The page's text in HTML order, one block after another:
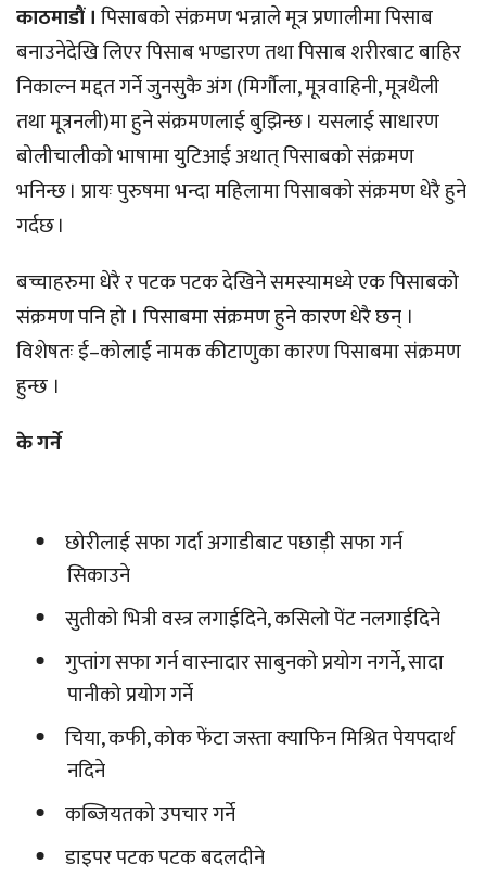
काठमाडौं ।पिसाबको संक्रमण भन्नाले मूत्र प्रणालीमा पिसाब
बनाउनेदेखि लिएर पिसाब भण्डारण तथा पिसाब शरीरबाट बाहिर
निकाल्न मद्दत गर्ने जुनसुकै अंग (मिर्गौला, मूत्रवाहिनी, मूत्रथैली
तथा मूत्रनली)मा हुने संक्रमणलाई बुझिन्छ । यसलाई साधारण
बोलीचालीको भाषामा युटिआई अथात् पिसाबको संक्रमण
भनिन्छ । प्रायः पुरुषमा भन्दा महिलामा पिसाबको संक्रमण धेरै हुने
गर्दछ ।
बच्चाहरुमा धेरै र पटक पटक देखिने समस्यामध्ये एक पिसाबको
संक्रमण पनि हो । पिसाबमा संक्रमण हुने कारण धेरै छन् ।
विशेषतः ई–कोलाई नामक कीटाणुका कारण पिसाबमा संक्रमण
हुन्छ ।
के गर्ने
छोरीलाई सफा गर्दा अगाडीबाट पछाड़ी सफा गर्न
सिकाउने
सुतीको भित्री वस्त्र लगाईदिने, कसिलो पेंट नलगाईदिने
गुप्तांग सफा गर्न वास्नादार साबुनको प्रयोग नगर्ने, सादा
पानीको प्रयोग गर्ने
चिया, कफी, कोक फेंटा जस्ता क्याफिन मिश्रित पेयपदार्थ
नदिने
कब्जियतको उपचार गर्ने
डाइपर पटक पटक बदलदीने